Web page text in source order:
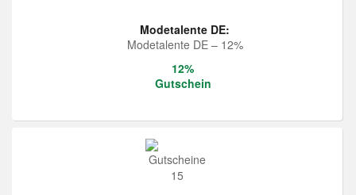
Modetalente DE:
Modetalente DE – 12%
12%
Gutschein